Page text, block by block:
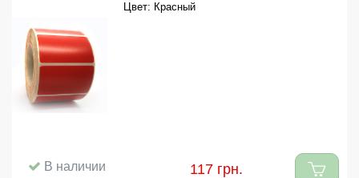
Цвет: Красный
В наличии 117 грн.